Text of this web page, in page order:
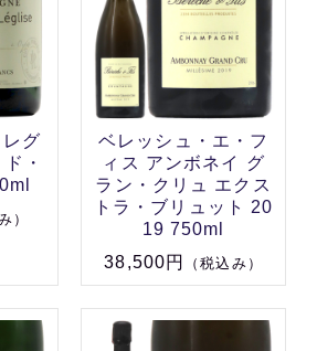
グ
・
）
ベレッシュ・エ・フ
ィス アンボネイ グ
ラン・クリュ エクス
トラ・ブリュット 20
19 750ml
38,500円
（税込み）